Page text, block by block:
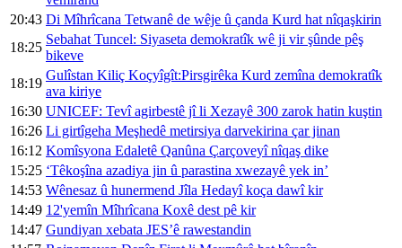
20:43 Di Mîhrîcana Tetwanê de wêje û çanda Kurd hat nîqaşkirin
18:25
Sebahat Tuncel: Siyaseta demokratîk wê ji vir şûnde pêş
bikeve
18:19
Gulîstan Kiliç Koçyîgît:Pirsgirêka Kurd zemîna demokratîk
ava kiriye
16:30 UNICEF: Tevî agirbestê jî li Xezayê 300 zarok hatin kuştin
16:26 Li girtîgeha Meşhedê metirsiya darvekirina çar jinan
16:12 Komîsyona Edaletê Qanûna Çarçoveyî nîqaş dike
15:25 ‘Têkoşîna azadiya jin û parastina xwezayê yek in’
14:53 Wênesaz û hunermend Jîla Hedayî koça dawî kir
14:49 12'yemîn Mîhrîcana Koxê dest pê kir
14:47 Gundiyan xebata JES’ê rawestandin